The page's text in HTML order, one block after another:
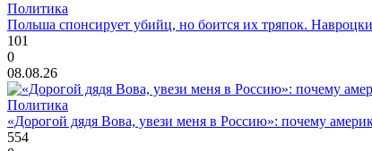
Политика
Польша спонсирует убийц, но боится их тряпок.
101
0
08.08.26
Политика
«Дорогой дядя Вова, увези меня в Россию»: почему
554